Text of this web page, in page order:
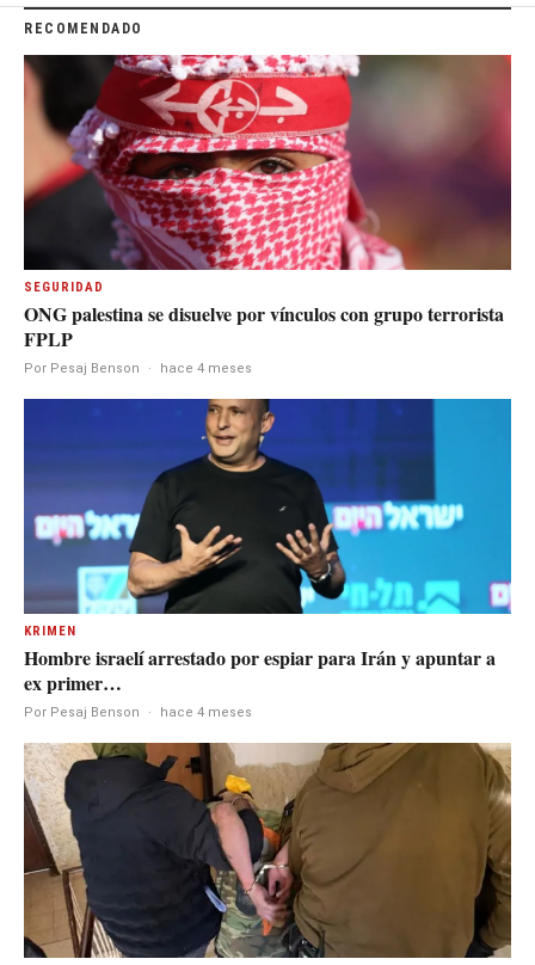
RECOMENDADO
SEGURIDAD
ONG palestina se disuelve por vínculos con grupo terrorista
FPLP
Por Pesaj Benson · hace 4 meses
KRIMEN
Hombre israelí arrestado por espiar para Irán y apuntar a
ex primer…
Por Pesaj Benson · hace 4 meses